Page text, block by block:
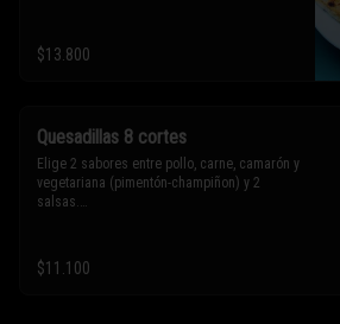
* Los ingredientes no son intercambiables.
Sólo puedes solicitar eliminar un
$13.800
Quesadillas 8 cortes
Elige 2 sabores entre pollo, carne, camarón y
vegetariana (pimentón-champiñon) y 2
salsas.
* Los ingredientes no son intercambiables.
Sólo puedes solicitar eliminar un
$11.100